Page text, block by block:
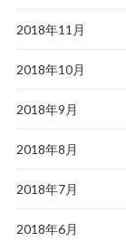
2018年11月
2018年10月
2018年9月
2018年8月
2018年7月
2018年6月